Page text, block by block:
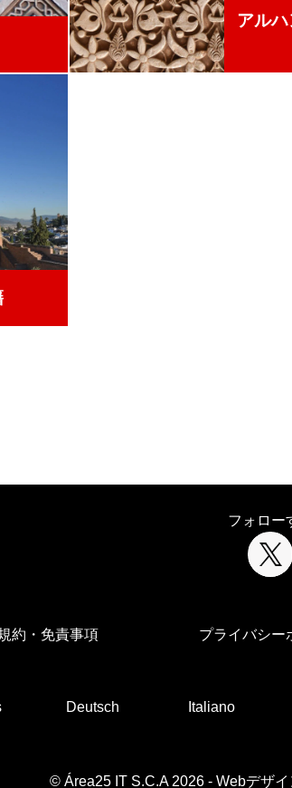
アル
フォロー
約・免責事項 プライバシー
Deutsch Italiano
© Área25 IT S.C.A 2026- Webデザイ